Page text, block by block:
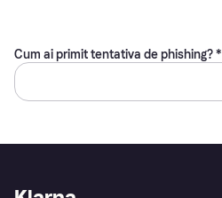
Cum ai primit tentativa de phishing? *